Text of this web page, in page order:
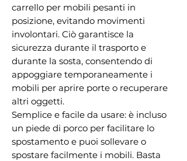
carrello per mobili pesanti in
posizione, evitando movimenti
involontari. Ciò garantisce la
sicurezza durante il trasporto e
durante la sosta, consentendo di
appoggiare temporaneamente i
mobili per aprire porte o recuperare
altri oggetti.
Semplice e facile da usare: è incluso
un piede di porco per facilitare lo
spostamento e puoi sollevare o
spostare facilmente i mobili. Basta